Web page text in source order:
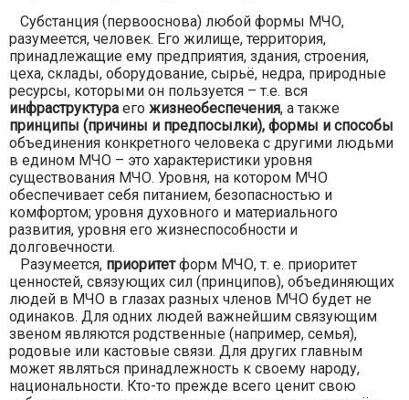
Субстанция (первооснова) любой формы МЧО,
разумеется, человек. Его жилище, территория,
принадлежащие ему предприятия, здания, строения,
цеха, склады, оборудование, сырьё, недра, природные
ресурсы, которыми он пользуется – т.е. вся
инфраструктура его жизнеобеспечения, а также
принципы (причины и предпосылки), формы и способы
объединения конкретного человека с другими людьми
в едином МЧО – это характеристики уровня
существования МЧО. Уровня, на котором МЧО
обеспечивает себя питанием, безопасностью и
комфортом; уровня духовного и материального
развития, уровня его жизнеспособности и
долговечности.
Разумеется, приоритетформ МЧО, т. е. приоритет
ценностей, связующих сил (принципов), объединяющих
людей в МЧО в глазах разных членов МЧО будет не
одинаков. Для одних людей важнейшим связующим
звеном являются родственные (например, семья),
родовые или кастовые связи. Для других главным
может являться принадлежность к своему народу,
национальности. Кто-то прежде всего ценит свою